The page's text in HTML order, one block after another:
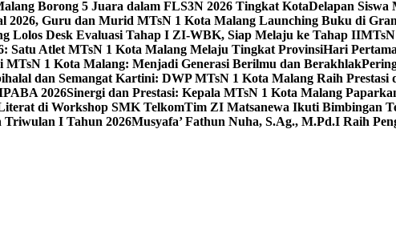
Borong 5 Juara dalam FLS3N 2026 Tingkat KotaDelapan Siswa
2026, Guru dan Murid MTsN 1 Kota Malang Launching Buku di
Lolos Desk Evaluasi Tahap I ZI-WBK, Siap Melaju ke Tahap II
Satu Atlet MTsN 1 Kota Malang Melaju Tingkat ProvinsiHari
MTsN 1 Kota Malang: Menjadi Generasi Berilmu dan Berakhlak
dan Semangat Kartini: DWP MTsN 1 Kota Malang Raih Prestasi
2026Sinergi dan Prestasi: Kepala MTsN 1 Kota Malang
di Workshop SMK TelkomTim ZI Matsanewa Ikuti Bimbingan
Triwulan I Tahun 2026Musyafa’ Fathun Nuha, S.Ag., M.Pd.I Raih